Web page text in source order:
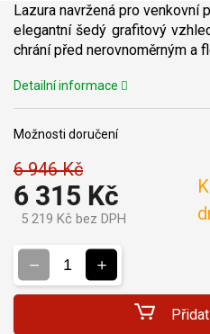
6 946 Kč
6 315 Kč
5 219 Kč bez DPH
Možnosti doručení
Lazura navržená pro venkovní
elegantní šedý grafitový
chrání před nerovnoměrným a
Detailní informace